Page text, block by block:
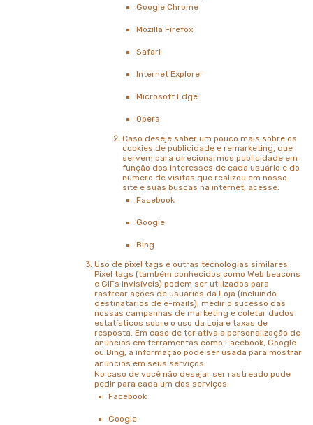
Google Chrome
Mozilla Firefox
Safari
Internet Explorer
Microsoft Edge
Opera
Caso deseje saber um pouco mais sobre os
cookies de publicidade e remarketing, que
servem para direcionarmos publicidade em
função dos interesses de cada usuário e do
número de visitas que realizou em nosso
site e suas buscas na internet, acesse:
Facebook
Google
Bing
Uso de pixel tags e outras tecnologias similares:
Pixel tags (também conhecidos como Web beacons
e GIFs invisíveis) podem ser utilizados para
rastrear ações de usuários da Loja (incluindo
destinatários de e-mails), medir o sucesso das
nossas campanhas de marketing e coletar dados
estatísticos sobre o uso da Loja e taxas de
resposta. Em caso de ter ativa a personalização de
anúncios em ferramentas como Facebook, Google
ou Bing, a informação pode ser usada para mostrar
anúncios em seus serviços.
No caso de você não desejar ser rastreado pode
pedir para cada um dos serviços:
Facebook
Google